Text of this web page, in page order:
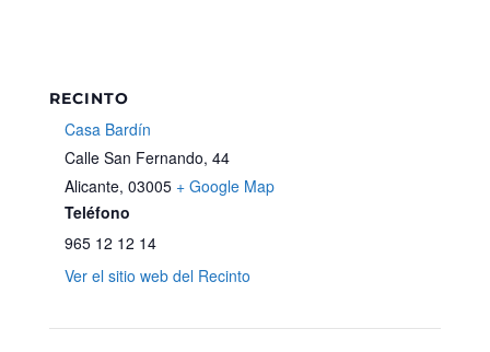
RECINTO
Casa Bardín
Calle San Fernando, 44
Alicante, 03005 + Google Map
Teléfono
965 12 12 14
Ver el sitio web del Recinto